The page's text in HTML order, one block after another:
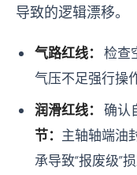
导致的逻辑漂移。
气路红线：
检查
气压不足强行操
润滑红线：
确认
节： 主轴轴端油
承导致“报废级”损